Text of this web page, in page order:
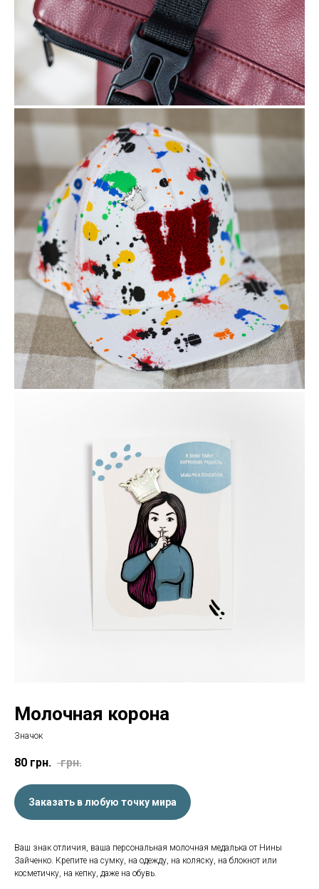
Молочная корона
Значок
80 грн. грн.
Заказать в любую точку мира
Ваш знак отличия, ваша персональная молочная медалька от Нины
Зайченко. Крепите на сумку, на одежду, на коляску, на блокнот или
косметичку, на кепку, даже на обувь.